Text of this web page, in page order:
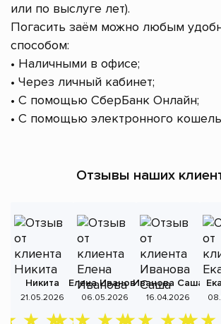
или по выслуге лет).
Погасить заём можно любым
способом:
• Наличными в офисе;
• Через личный кабинет;
• С помощью СберБанк Онлайн;
• С помощью электронного
Отзывы наших
Никита
21.05.2026
Елена Иванова
06.05.2026
Иванова Саша
16.04.2026